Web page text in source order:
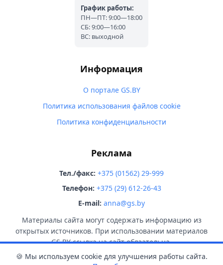
График работы:
ПН—ПТ: 9:00—18:00
СБ: 9:00—16:00
ВС: выходной
Информация
О портале GS.BY
Политика использования файлов cookie
Политика конфиденциальности
Реклама
Тел./факс: +375 (01562) 29-999
Телефон: +375 (29) 612-26-43
E-mail: anna@gs.by
Материалы сайта могут содержать информацию из
открытых источников. При использовании материалов
GS.BY ссылка на сайт обязательна.
🍪 Мы используем cookie для улучшения работы сайта.